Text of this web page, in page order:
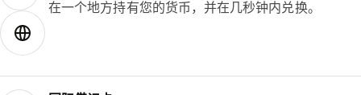
在一个地方持有您的货币，并在几秒钟内兑换。